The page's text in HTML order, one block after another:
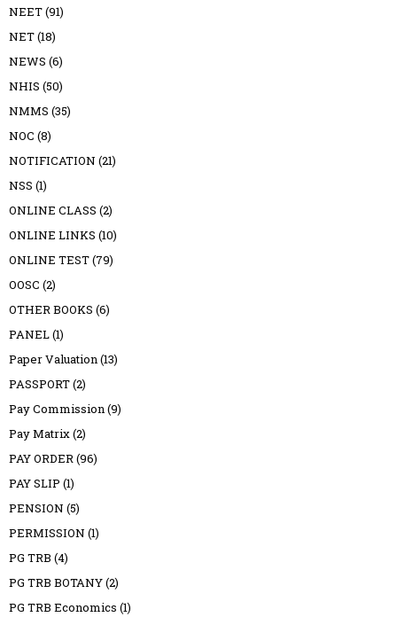
NEET(91)
NET(18)
NEWS (6)
NHIS (50)
NMMS (35)
NOC (8)
NOTIFICATION (21)
NSS (1)
ONLINE CLASS (2)
ONLINE LINKS (10)
ONLINE TEST(79)
OOSC (2)
OTHER BOOKS (6)
PANEL(1)
Paper Valuation(13)
PASSPORT(2)
Pay Commission(9)
Pay Matrix(2)
PAY ORDER(96)
PAY SLIP (1)
PENSION (5)
PERMISSION (1)
PG TRB (4)
PG TRB BOTANY(2)
PG TRB Economics (1)